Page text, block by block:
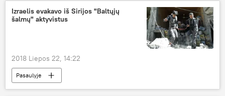
Izraelis evakavo iš Sirijos "Baltųjų
šalmų" aktyvistus
2018 Liepos 22, 14:22
Pasaulyje
Karas Sirijoje: nelengvų sprendimų priėmimas šaudant pabūklams